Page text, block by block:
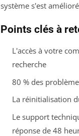
système s'est
Points clés à
L'accès à votre
recherche
80 % des
La réinitialisation
Le support
réponse de 48